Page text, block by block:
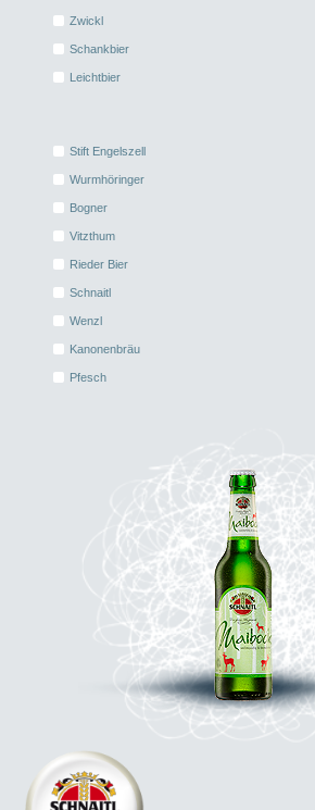
Zwickl
Schankbier
Leichtbier
Stift Engelszell
Wurmhöringer
Bogner
Vitzthum
Rieder Bier
Schnaitl
Wenzl
Kanonenbräu
Pfesch